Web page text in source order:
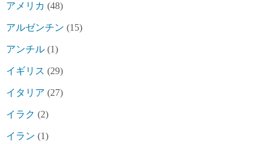
アメリカ (48)
アルゼンチン (15)
アンチル (1)
イギリス (29)
イタリア (27)
イラク (2)
イラン (1)